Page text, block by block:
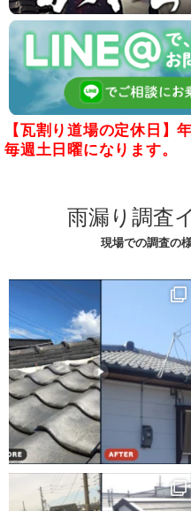
【瓦割り道場の定休日】
毎週土日曜になります。
雨漏り調査
現場での調査の